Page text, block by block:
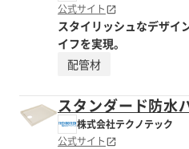
公式サイト
スタイリッシュなデザイ
イフを実現。
配管材
スタンダード防水
株式会社テクノテック
公式サイト